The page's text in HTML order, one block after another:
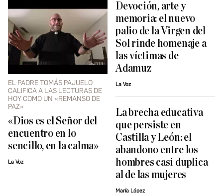
EL PADRE TOMÁS PAJUELO
CALIFICA A LAS LECTURAS DE
HOY COMO UN «REMANSO DE
PAZ»
«Dios es el Señor del
encuentro en lo
sencillo, en la calma»
La Voz
Devoción, arte y
memoria: el nuevo
palio de la Virgen del
Sol rinde homenaje a
las víctimas de
Adamuz
La Voz
La brecha educativa
que persiste en
Castilla y León: el
abandono entre los
hombres casi duplica
al de las mujeres
María López